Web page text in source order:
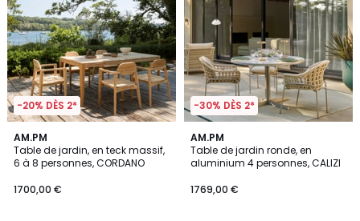
-20% DÈS 2*
AM.PM
Table de jardin, en teck massif,
6 à 8 personnes, CORDANO
1700,00 €
5
/
5
-30% DÈS 2*
AM.PM
Table de jardin ronde, en
aluminium 4 personnes, CALIZI
1769,00 €